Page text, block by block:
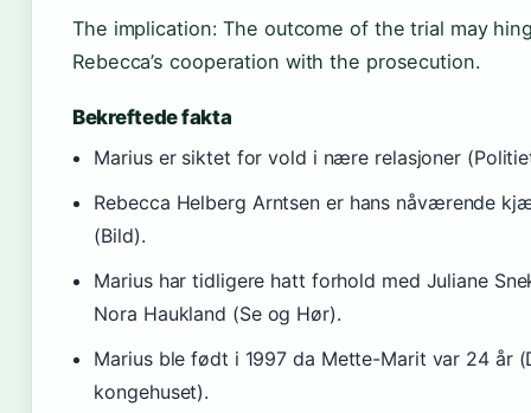
The implication: The outcome of the trial may
Rebecca’s cooperation with the prosecution.
Bekreftede fakta
Marius er siktet for vold i nære relasjoner
Rebecca Helberg Arntsen er hans nåværende
(Bild).
Marius har tidligere hatt forhold med Juliane
Nora Haukland (Se og Hør).
Marius ble født i 1997 da Mette-Marit var 24 år
kongehuset).